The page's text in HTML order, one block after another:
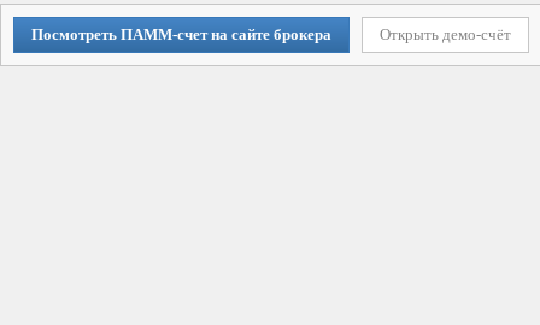
Посмотреть ПАММ-счет на сайте брокера Открыть демо-счёт